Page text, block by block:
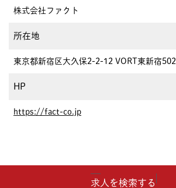
株式会社ファクト
所在地
東京都新宿区大久保2-2-12 VORT東新宿502
HP
https://fact-co.jp
求人を検索する